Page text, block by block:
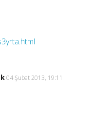
04 Şubat 2013, 19:11